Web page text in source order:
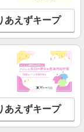
あえずキープ
あえずキープ